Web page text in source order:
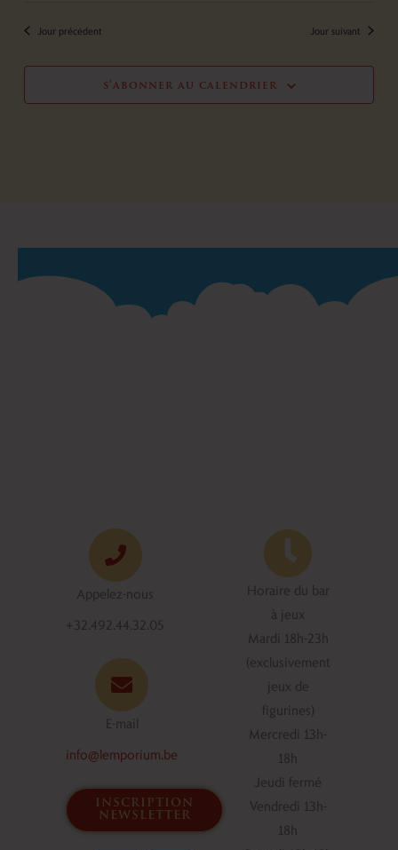
Jour précédent Jour suivant
s’abonner au calendrier
Appelez-nous
+32.492.44.32.05
E-mail
info@lemporium.be
inscription
newsletter
Horaire du bar
à jeux
Mardi 18h-23h
(exclusivement
jeux de
figurines)
Mercredi 13h-
18h
Jeudi fermé
Vendredi 13h-
18h